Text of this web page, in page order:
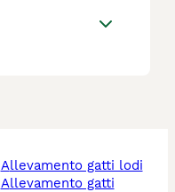
allevamento gatti lodi
allevamento gatti